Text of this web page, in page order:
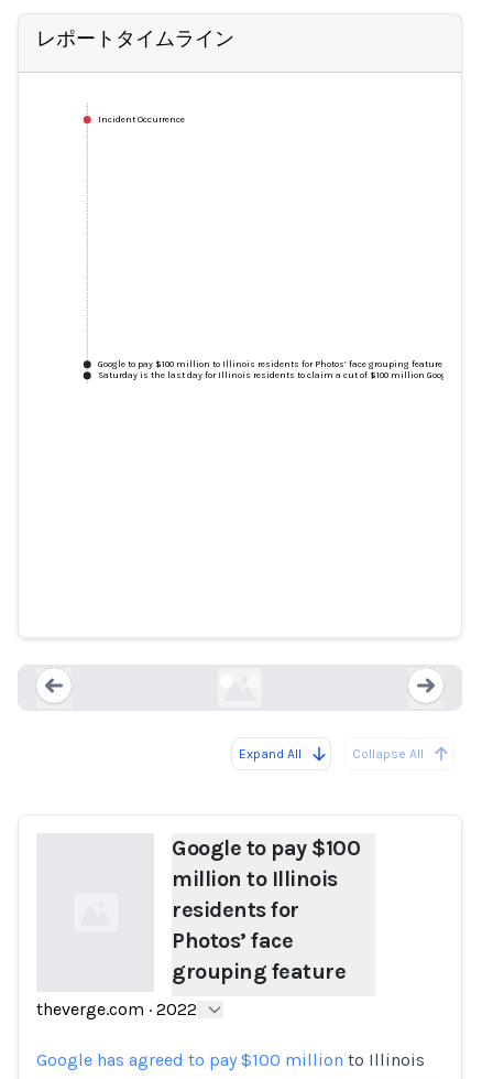
レポートタイムライン
Incident Occurrence
Google to pay $100 million to Illinois residents for Photos’ face grouping feature
Saturday is the last day for Illinois residents to claim a cut of $100 million Google Photos
Expand All Collapse All
Google to pay $100
million to Illinois
residents for
Photos’ face
grouping feature
theverge.com · 2022
Google has agreed to pay $100 million to Illinois